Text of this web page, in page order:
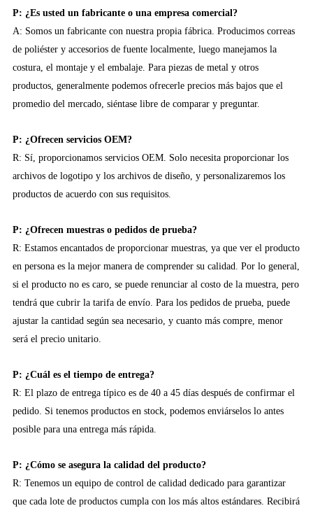
P: ¿Es usted un fabricante o una empresa comercial?
A: Somos un fabricante con nuestra propia fábrica. Producimos correas
de poliéster y accesorios de fuente localmente, luego manejamos la
costura, el montaje y el embalaje. Para piezas de metal y otros
productos, generalmente podemos ofrecerle precios más bajos que el
promedio del mercado, siéntase libre de comparar y preguntar.
P: ¿Ofrecen servicios OEM?
R: Sí, proporcionamos servicios OEM. Solo necesita proporcionar los
archivos de logotipo y los archivos de diseño, y personalizaremos los
productos de acuerdo con sus requisitos.
P: ¿Ofrecen muestras o pedidos de prueba?
R: Estamos encantados de proporcionar muestras, ya que ver el producto
en persona es la mejor manera de comprender su calidad. Por lo general,
si el producto no es caro, se puede renunciar al costo de la muestra, pero
tendrá que cubrir la tarifa de envío. Para los pedidos de prueba, puede
ajustar la cantidad según sea necesario, y cuanto más compre, menor
será el precio unitario.
P: ¿Cuál es el tiempo de entrega?
R: El plazo de entrega típico es de 40 a 45 días después de confirmar el
pedido. Si tenemos productos en stock, podemos enviárselos lo antes
posible para una entrega más rápida.
P: ¿Cómo se asegura la calidad del producto?
R: Tenemos un equipo de control de calidad dedicado para garantizar
que cada lote de productos cumpla con los más altos estándares. Recibirá